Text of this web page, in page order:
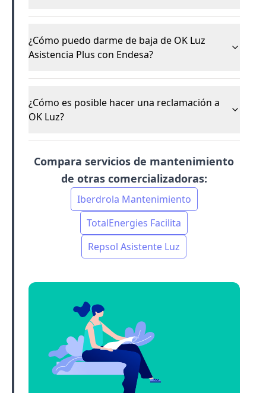
¿Cómo puedo darme de baja de OK Luz
Asistencia Plus con Endesa?
¿Cómo es posible hacer una reclamación a
OK Luz?
Compara servicios de mantenimiento
de otras comercializadoras:
Iberdrola Mantenimiento
TotalEnergies Facilita
Repsol Asistente Luz